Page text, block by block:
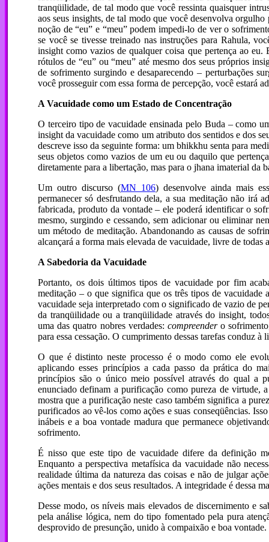
tranqüilidade, de tal modo que você ressinta quaisquer
aos seus insights, de tal modo que você desenvolva
noção de “eu” e “meu” podem impedi-lo de ver o
se você se tivesse treinado nas instruções para Rahula,
insight como vazios de qualquer coisa que pertença ao
rótulos de “eu” ou “meu” até mesmo dos seus próprios
de sofrimento surgindo e desaparecendo – perturbações
você prosseguir com essa forma de percepção, você estará
A Vacuidade como um Estado de Concentração
O terceiro tipo de vacuidade ensinada pelo Buda – como
insight da vacuidade como um atributo dos sentidos e dos
descreve isso da seguinte forma: um bhikkhu senta para
seus objetos como vazios de um eu ou daquilo que
diretamente para a libertação, mas para o jhana imaterial da
Um outro discurso (MN 106) desenvolve ainda mais
permanecer só desfrutando dela, a sua meditação não irá
fabricada, produto da vontade – ele poderá identificar o
mesmo, surgindo e cessando, sem adicionar ou eliminar
um método de meditação. Abandonando as causas de
alcançará a forma mais elevada de vacuidade, livre de todas
A Sabedoria da Vacuidade
Portanto, os dois últimos tipos de vacuidade por fim
meditação – o que significa que os três tipos de
vacuidade seja interpretado com o significado de vazio de
da tranqüilidade ou a tranqüilidade através do insight,
uma das quatro nobres verdades: compreendero
para essa cessação. O cumprimento dessas tarefas conduz à
O que é distinto neste processo é o modo como ele
aplicando esses princípios a cada passo da prática do
princípios são o único meio possível através do qual a
enunciado definam a purificação como pureza de virtude,
mostra que a purificação neste caso também significa a
purificados ao vê-los como ações e suas conseqüências.
inábeis e a boa vontade madura que permanece
sofrimento.
É nisso que este tipo de vacuidade difere da definição
Enquanto a perspectiva metafísica da vacuidade não
realidade última da natureza das coisas e não de julgar
ações mentais e dos seus resultados. A integridade é dessa
Desse modo, os níveis mais elevados de discernimento e
pela análise lógica, nem do tipo fomentado pela pura
desprovido de presunção, unido à compaixão e boa vontade.